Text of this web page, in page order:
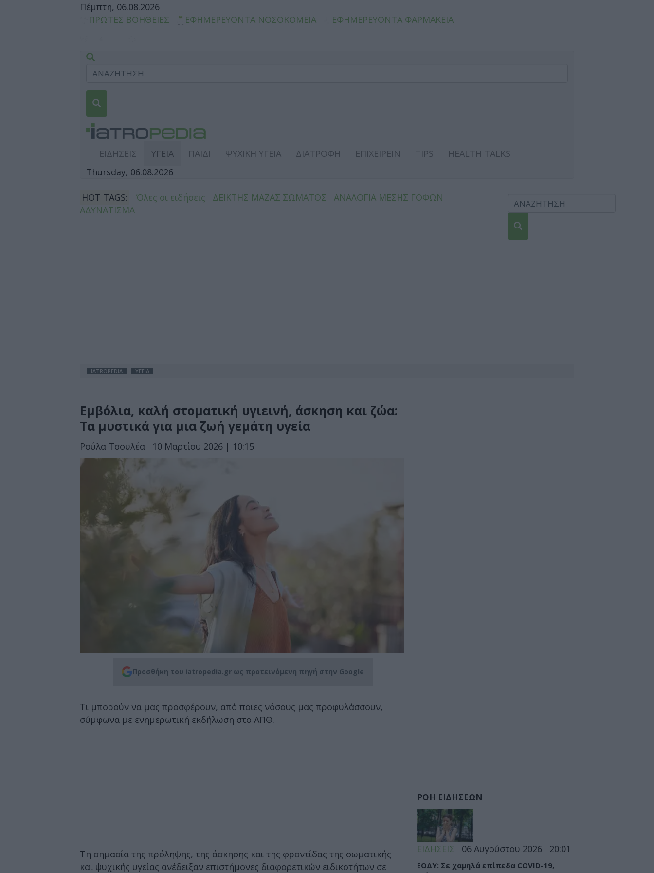
Πέμπτη, 06.08.2026
ΠΡΩΤΕΣ ΒΟΗΘΕΙΕΣ
ΕΦΗΜΕΡΕΥΟΝΤΑ ΝΟΣΟΚΟΜΕΙΑ ΕΦΗΜΕΡΕΥΟΝΤΑ ΦΑΡΜΑΚΕΙΑ
ΕΙΔΗΣΕΙΣ ΥΓΕΙΑ ΠΑΙΔΙ ΨΥΧΙΚΗ ΥΓΕΙΑ ΔΙΑΤΡΟΦΗ ΕΠΙΧΕΙΡΕΙΝ TIPS
HEALTH TALKS
Thursday, 06.08.2026
HOT TAGS: Όλες οι ειδήσεις ΔΕΙΚΤΗΣ ΜΑΖΑΣ ΣΩΜΑΤΟΣ
ΑΝΑΛΟΓΙΑ ΜΕΣΗΣ ΓΟΦΩΝ
ΑΔΥΝΑΤΙΣΜΑ
IATROPEDIA ΥΓΕΙΑ
Εμβόλια, καλή στοματική υγιεινή, άσκηση και ζώα:
Τα μυστικά για μια ζωή γεμάτη υγεία
Ρούλα Τσουλέα 10 Μαρτίου 2026 | 10:15
Προσθήκη του iatropedia.gr ως προτεινόμενη πηγή στην Google
Τι μπορούν να μας προσφέρουν, από ποιες νόσους μας προφυλάσσουν,
σύμφωνα με ενημερωτική εκδήλωση στο ΑΠΘ.
Τη σημασία της πρόληψης, της άσκησης και της φροντίδας της σωματικής
και ψυχικής υγείας ανέδειξαν επιστήμονες διαφορετικών ειδικοτήτων σε
ΡΟΗ ΕΙΔΗΣΕΩΝ
ΕΙΔΗΣΕΙΣ 06 Αυγούστου 2026 20:01
ΕΟΔΥ: Σε χαμηλά επίπεδα COVID-19,